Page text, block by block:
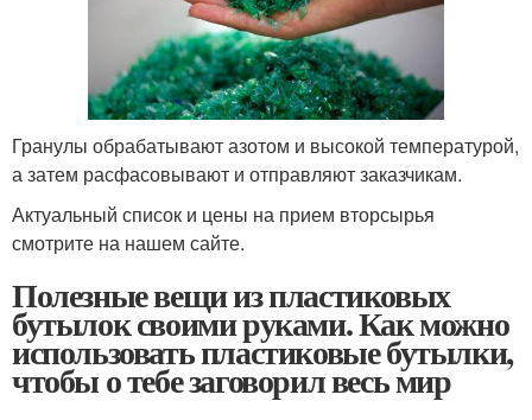
Гранулы обрабатывают азотом и высокой температурой,
а затем расфасовывают и отправляют заказчикам.
Актуальный список и цены на прием вторсырья
смотрите на нашем сайте.
Полезные вещи из пластиковых
бутылок своими руками. Как можно
использовать пластиковые бутылки,
чтобы о тебе заговорил весь мир